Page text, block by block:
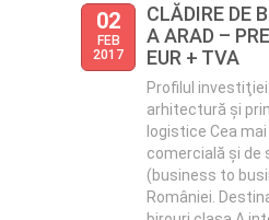
02
FEB
2017
CLĂDIRE DE
A ARAD –
EUR + TVA
Profilul
arhitectură şi
logistice Cea
comercială şi de
(business to
României.